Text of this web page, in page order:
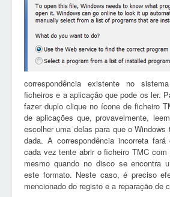
correspondência existente no
ficheiros e a aplicação que pode os ler.
fazer duplo clique no ícone de ficheiro
de aplicações que, provavelmente,
escolher uma delas para que o
dada. A correspondência incorreta
cada vez tente abrir o ficheiro TMC com
mesmo quando no disco se encontra
este formato. Neste caso, é preciso
mencionado do registo e a reparação de